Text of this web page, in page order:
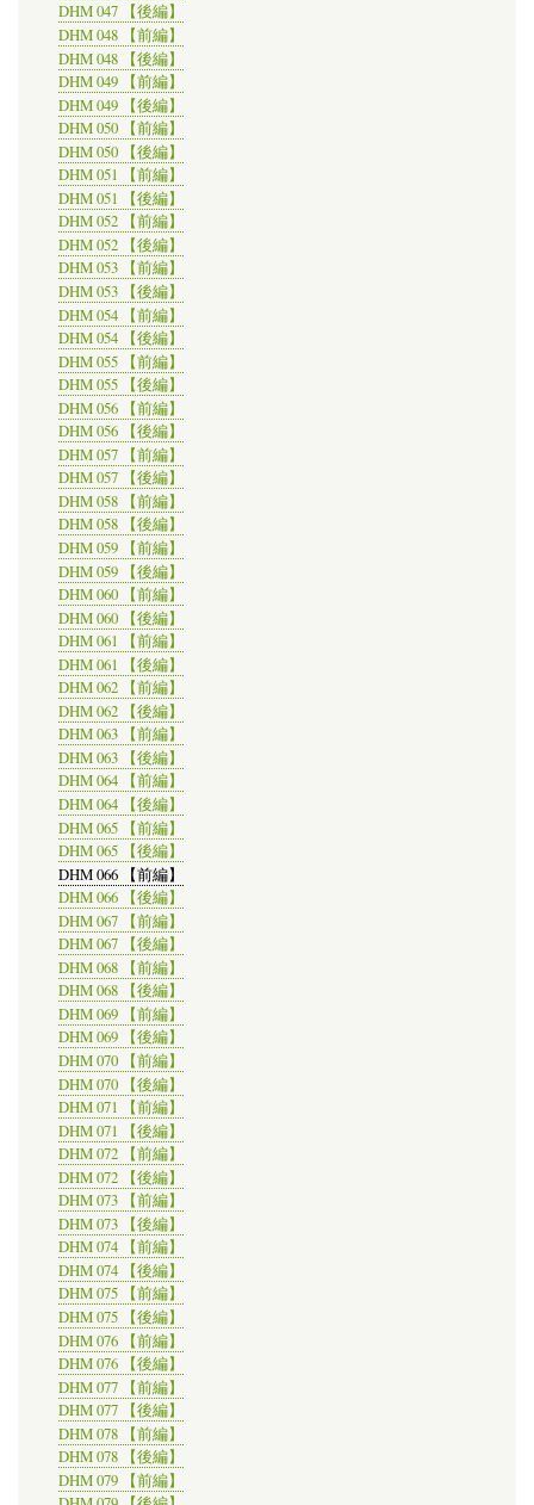
DHM 047 【後編】
DHM 048 【前編】
DHM 048 【後編】
DHM 049 【前編】
DHM 049 【後編】
DHM 050 【前編】
DHM 050 【後編】
DHM 051 【前編】
DHM 051 【後編】
DHM 052 【前編】
DHM 052 【後編】
DHM 053 【前編】
DHM 053 【後編】
DHM 054 【前編】
DHM 054 【後編】
DHM 055 【前編】
DHM 055 【後編】
DHM 056 【前編】
DHM 056 【後編】
DHM 057 【前編】
DHM 057 【後編】
DHM 058 【前編】
DHM 058 【後編】
DHM 059 【前編】
DHM 059 【後編】
DHM 060 【前編】
DHM 060 【後編】
DHM 061 【前編】
DHM 061 【後編】
DHM 062 【前編】
DHM 062 【後編】
DHM 063 【前編】
DHM 063 【後編】
DHM 064 【前編】
DHM 064 【後編】
DHM 065 【前編】
DHM 065 【後編】
DHM 066 【前編】
DHM 066 【後編】
DHM 067 【前編】
DHM 067 【後編】
DHM 068 【前編】
DHM 068 【後編】
DHM 069 【前編】
DHM 069 【後編】
DHM 070 【前編】
DHM 070 【後編】
DHM 071 【前編】
DHM 071 【後編】
DHM 072 【前編】
DHM 072 【後編】
DHM 073 【前編】
DHM 073 【後編】
DHM 074 【前編】
DHM 074 【後編】
DHM 075 【前編】
DHM 075 【後編】
DHM 076 【前編】
DHM 076 【後編】
DHM 077 【前編】
DHM 077 【後編】
DHM 078 【前編】
DHM 078 【後編】
DHM 079 【前編】